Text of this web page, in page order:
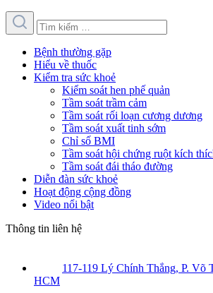
Bệnh thường gặp
Hiểu về thuốc
Kiểm tra sức khoẻ
Kiểm soát hen phế quản
Tầm soát trầm cảm
Tầm soát rối loạn cương dương
Tầm soát xuất tinh sớm
Chỉ số BMI
Tầm soát hội chứng ruột kích
Tầm soát đái tháo đường
Diễn đàn sức khoẻ
Hoạt động cộng đồng
Video nổi bật
Thông tin liên hệ
117-119 Lý Chính Thắng, P. Võ
HCM